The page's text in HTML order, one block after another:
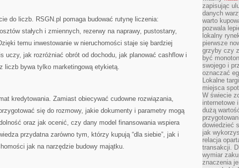
do liczb. RSGN.pl pomaga budować rutynę liczenia:
stałych i zmiennych, rezerwy na naprawy, pustostany,
temu inwestowanie w nieruchomości staje się bardziej
uczy, jak rozróżniać obrót od dochodu, jak planować cashflow i
liczb bywa tylko marketingową etykietą.
kredytowania. Zamiast obiecywać cudowne rozwiązania,
się do rozmowy, jakie dokumenty i parametry mogą
oraz jak ocenić, czy dany model finansowania wspiera
przydatna zarówno tym, którzy kupują “dla siebie”, jak i
jak na narzędzie budowy majątku.
zapisując
danych
warto
pozwala
lokalny
pierwsze
grzyby czy
być
swojego i
oznaczać
Lokalne
miejsca
W świecie
internetowe
dużą
dowiedzieć
jak
relacja
transakcji.
wymiar
znaczenia